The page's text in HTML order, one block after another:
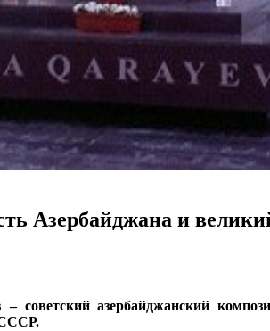
Азербайджана и
советский азербайджанский